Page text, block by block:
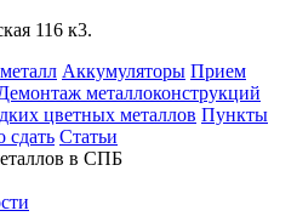
116 к3.
Аккумуляторы Прием
металлоконструкций
цветных металлов Пункты
сдать Статьи
в СПБ